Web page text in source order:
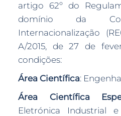
artigo 62º do
domínio da
Internacionalização
A/2015, de 27 de
condições:
Área Científica:
Área Científica
Eletrónica Industrial